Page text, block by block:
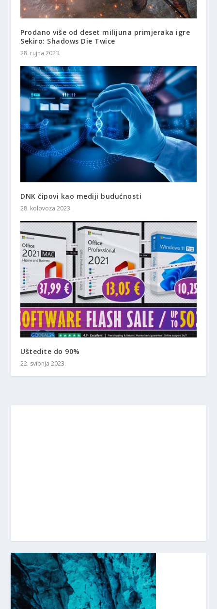
Prodano više od deset milijuna primjeraka igre
Sekiro: Shadows Die Twice
28. rujna 2023.
DNK čipovi kao mediji budućnosti
28. kolovoza 2023.
Uštedite do 90%
22. svibnja 2023.